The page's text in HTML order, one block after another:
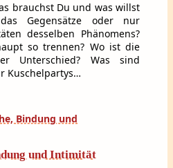
brauchst Du und was willst
Gegensätze oder nur
desselben Phänomens?
so trennen? Wo ist die
Unterschied? Was sind
Kuschelpartys…
und Intimität